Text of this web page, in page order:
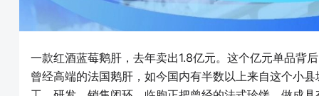
一款红酒蓝莓鹅肝，去年卖出1.8亿元。这个亿元单品背
曾经高端的法国鹅肝，如今国内有半数以上来自这个小